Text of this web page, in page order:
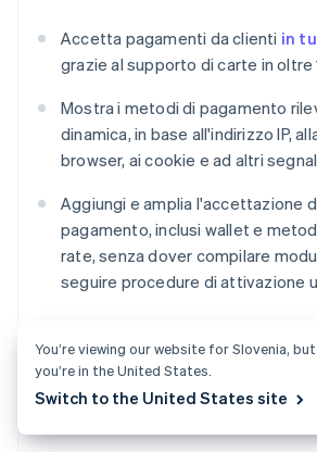
Accetta pagamenti da clienti in
grazie al supporto di carte in oltre
Mostra i metodi di pagamento
dinamica, in base all'indirizzo IP,
browser, ai cookie e ad altri
Aggiungi e amplia l'accettazione
pagamento, inclusi wallet e
rate, senza dover compilare
seguire procedure di attivazione
Ottimizzare le
commercio mobile e
You’re viewing our website for Slovenia,
you’re in the United States.
Switch to the United States site